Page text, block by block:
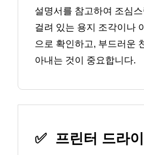
설명서를 참고하여 조심
걸려 있는 용지 조각이나
으로 확인하고, 부드러운
아내는 것이 중요합니다.
✅ 프린터 드라